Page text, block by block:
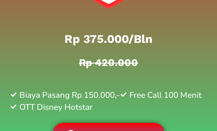
Rp 375.000/bln
Rp 420.000
Biaya Pasang Rp 150.000,-
Free Call 100 Menit
OTT Disney Hotstar